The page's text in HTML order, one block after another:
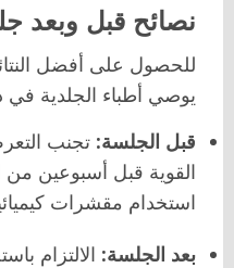
نصائح قبل وبعد
للحصول على أفضل
يوصي أطباء الجلدية
قبل الجلسة: تجنب
القوية قبل أسبوعين من
استخدام مقشرات
بعد الجلسة: الالتزام